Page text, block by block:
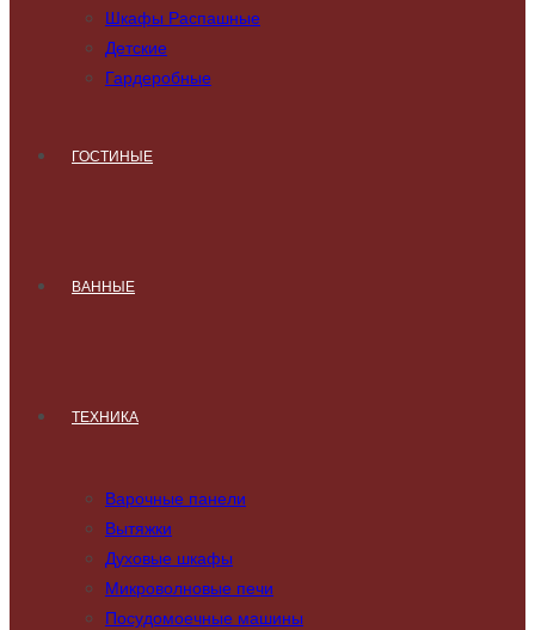
Шкафы Распашные
Детские
Гардеробные
ГОСТИНЫЕ
ВАННЫЕ
ТЕХНИКА
Варочные панели
Вытяжки
Духовые шкафы
Микроволновые печи
Посудомоечные машины